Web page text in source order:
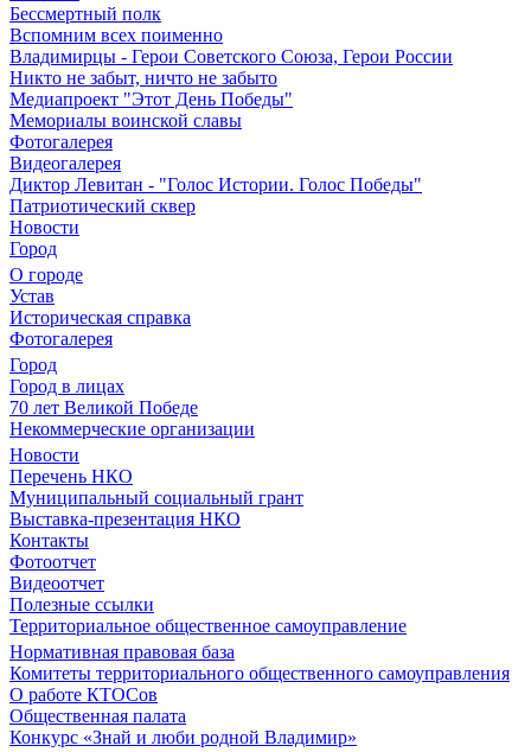
Бессмертный полк
Вспомним всех поименно
Владимирцы - Герои Советского Союза, Герои России
Никто не забыт, ничто не забыто
Медиапроект "Этот День Победы"
Мемориалы воинской славы
Фотогалерея
Видеогалерея
Диктор Левитан - "Голос Истории. Голос Победы"
Патриотический сквер
Новости
Город
О городе
Устав
Историческая справка
Фотогалерея
Город
Город в лицах
70 лет Великой Победе
Некоммерческие организации
Новости
Перечень НКО
Муниципальный социальный грант
Выставка-презентация НКО
Контакты
Фотоотчет
Видеоотчет
Полезные ссылки
Территориальное общественное самоуправление
Нормативная правовая база
Комитеты территориального общественного самоуправления
О работе КТОСов
Общественная палата
Конкурс «Знай и люби родной Владимир»